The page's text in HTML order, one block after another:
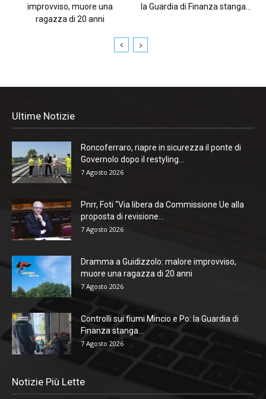
improvviso, muore una
ragazza di 20 anni
la Guardia di Finanza stanga...
Ultime Notizie
Roncoferraro, riapre in sicurezza il ponte di
Governolo dopo il restyling...
7 Agosto 2026
Pnrr, Foti “Via libera da Commissione Ue alla
proposta di revisione...
7 Agosto 2026
Dramma a Guidizzolo: malore improvviso,
muore una ragazza di 20 anni
7 Agosto 2026
Controlli sui fiumi Mincio e Po: la Guardia di
Finanza stanga...
7 Agosto 2026
Notizie Più Lette